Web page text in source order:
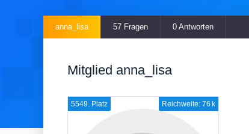
anna_lisa 57 Fragen 0 Antworten
Mitglied anna_lisa
Reichweite: 76 k
5549. Platz